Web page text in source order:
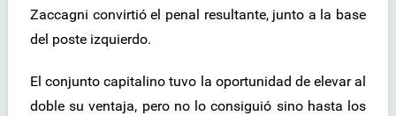
Zaccagni convirtió el penal resultante, junto a la base
del poste izquierdo.
El conjunto capitalino tuvo la oportunidad de elevar al
doble su ventaja, pero no lo consiguió sino hasta los